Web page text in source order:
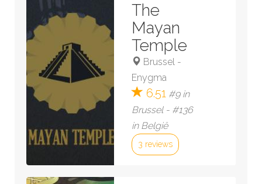
The
Mayan
Temple
Brussel -
Enygma
6.51 #9 in
Brussel - #136
in België
3 reviews